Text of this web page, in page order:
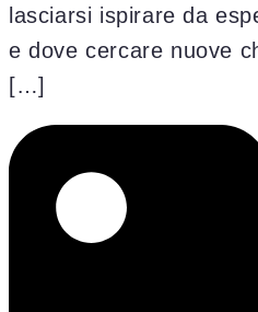
lasciarsi ispirare da
e dove cercare nuove
[…]